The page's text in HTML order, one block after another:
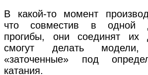
В какой-то момент
что совместив в одной
прогибы, они соединят их
смогут делать модели,
«заточенные» под
катания.